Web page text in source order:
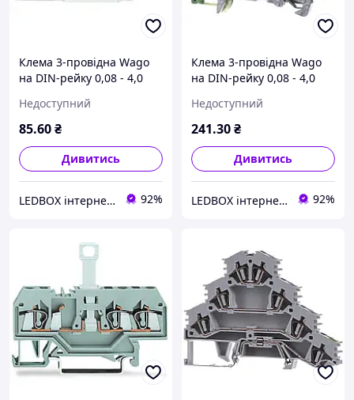
Клема 3-провідна Wago
на DIN-рейку 0,08 - 4,0
Недоступний
85.60₴
Дивитись
LEDBOX інтернет-магазин 92%
Клема 3-провідна Wago
на DIN-рейку 0,08 - 4,0
Недоступний
241.30₴
Дивитись
LEDBOX інтернет-магазин 92%